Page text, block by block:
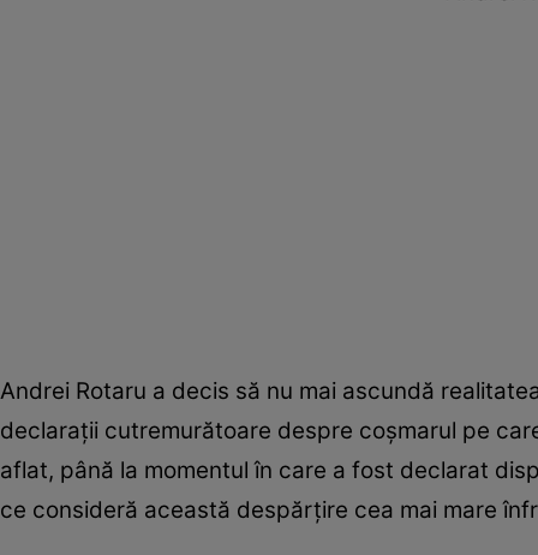
Andrei Rotaru a decis să nu mai ascundă
declarații cutremurătoare despre coșmarul pe
aflat, până la momentul în care a fost declarat
ce consideră această despărțire cea mai mare